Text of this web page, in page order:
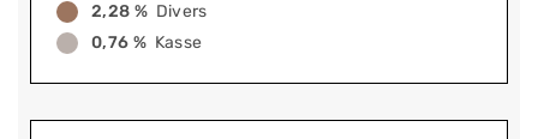
2,28 % Divers
0,76 % Kasse